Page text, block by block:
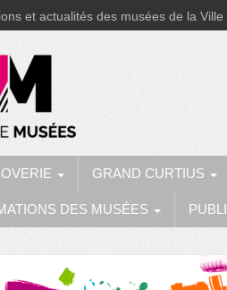
et actualités des musées de la Ville
GRAND CURTIUS
DES MUSÉES